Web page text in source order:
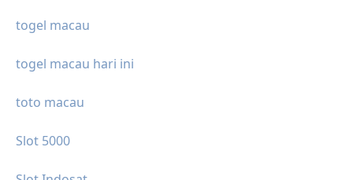
togel macau
togel macau hari ini
toto macau
Slot 5000